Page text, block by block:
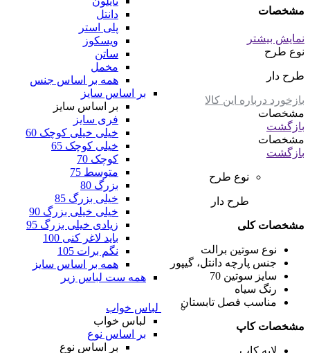
دانتل
پلی استر
ویسکوز
ساتن
مخمل
همه بر اساس جنس
بر اساس سایز
بر اساس سایز
فری سایز
خیلی خیلی کوچک 60
خیلی کوچک 65
کوچک 70
متوسط 75
بزرگ 80
خیلی بزرگ 85
خیلی خیلی بزرگ 90
زیادی خیلی بزرگ 95
باید لاغر کنی 100
نگم برات 105
همه بر اساس سایز
همه ست لباس زیر
لباس خواب
لباس خواب
بر اساس نوع
بر اساس نوع
مشخصات
نمایش بیشتر
نوع طرح
طرح دار
بازخورد درباره این کالا
مشخصات
بازگشت
مشخصات
بازگشت
نوع طرح
طرح دار
مشخصات کلی
نوع سوتین برالت
جنس پارچه دانتل، گیپور
سایز سوتین 70
رنگ سیاه
مناسب فصل تابستان
مشخصات کاپ
لایه کاپ